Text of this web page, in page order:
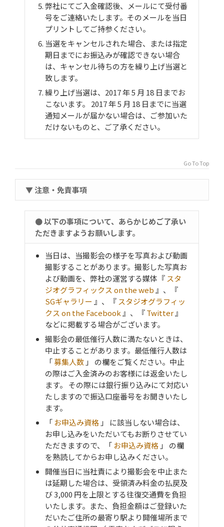
弊社にてご入金確認後、メールにて受付番
号をご連絡いたします。そのメールを当日
プリントしてご持参ください。
当選をキャンセルされた場合、または指定
期日までにお振込みが確認できない場合
は、キャンセル待ちの方を繰り上げ当選と
致します。
繰り上げ当選は、2017 年 5 月 18 日までお
こないます。 2017 年 5 月 18 日までに当選
通知メールが届かない場合は、ご参加いた
だけないものと、ご了承ください。
Go To Top
▼ 注意・免責事項
● 以下の事項について、あらかじめご了承い
ただきますようお願いします。
当日は、当撮影会の様子を写真および動画
撮影することがあります。撮影した写真お
よび動画を、弊社の運営する媒体『スタ
ジオグラフィックス on the web』、『
SGギャラリー 』、『スタジオグラフィッ
クス on the Facebook』、『Twitter』
などに掲載する場合がございます。
撮影会の最低催行人数に満たないときは、
中止することがあります。最低催行人数は
「募集人数 」 の欄をご覧ください。中止
の際はご入金済みのお客様には返金いたし
ます。 その際には銀行振り込みにて対応い
たしますので振込口座番号をお聞きいたし
ます。
「 お申込み資格 」 に該当しない場合は、
お申し込みをいただいてもお断りさせてい
ただきますので、「 お申込み資格 」 の欄
を熟読してからお申し込みください。
開催当日に当社責により撮影会を中止また
は延期した場合は、受領済み料金の払戻及
び 3,000 円を上限とする往復交通費を負担
いたします。また、負担金額はご登録いた
だいたご住所の最寄り駅より開催場所まで